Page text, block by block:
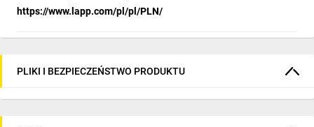
https://www.lapp.com/pl/pl/PLN/
PLIKI I BEZPIECZEŃSTWO PRODUKTU